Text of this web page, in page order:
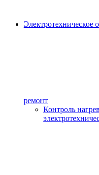
Электротехническое
ремонт
Контроль